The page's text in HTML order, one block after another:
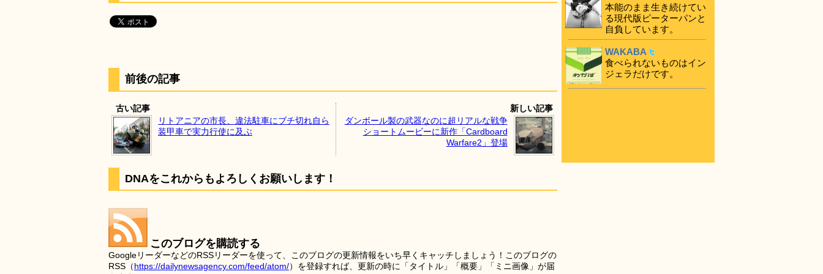
前後の記事
古い記事
リトアニアの市長、違法駐車にブチ切れ自ら
装甲車で実力行使に及ぶ
新しい記事
ダンボール製の武器なのに超リアルな戦争
ショートムービーに新作「Cardboard
Warfare2」登場
DNAをこれからもよろしくお願いします！
このブログを購読する
GoogleリーダーなどのRSSリーダーを使って、このブログの更新情報をいち早くキャッチしましょう！このブログの
RSS（https://dailynewsagency.com/feed/atom/）を登録すれば、更新の時に「タイトル」「概要」「ミニ画像」が届
本能のまま生き続けてい
る現代版ピーターパンと
自負しています。
WAKABA
食べられないものはイン
ジェラだけです。